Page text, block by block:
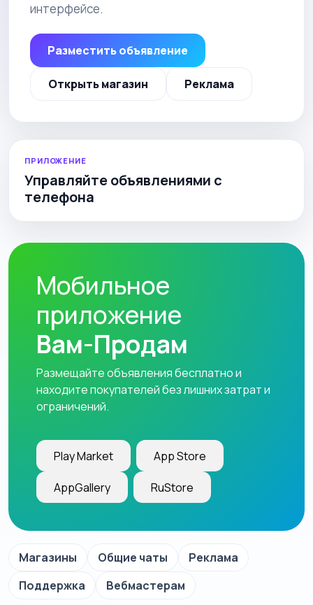
интерфейсе.
Разместить объявление
Открыть магазин Реклама
ПРИЛОЖЕНИЕ
Управляйте объявлениями с
телефона
Мобильное
приложение
Вам-Продам
Размещайте объявления бесплатно и
находите покупателей без лишних затрат и
ограничений.
Play Market App Store
AppGallery RuStore
Магазины Общие чаты
Реклама
Поддержка
Вебмастерам